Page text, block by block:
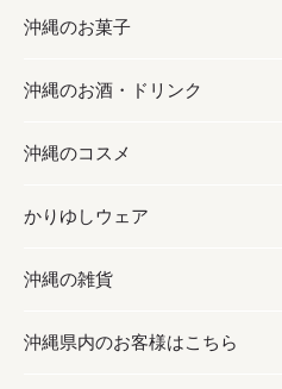
お肉
海産物
缶詰／パウチ
沖縄料理
沖縄そば／乾麺
レトルト食品
乾物／粉類
調味料
砂糖／黒砂糖
塩
お酢／ドレッシング
しょうゆ
みそ
沖縄のお菓子
お菓子
黒糖
ちんすこう
伝統菓子
スナック
沖縄のお酒・ドリンク
お酒・ドリンク
泡盛
ビール・チューハイ
ワイン・ウィスキー・カクテル
沖縄のコスメ
コスメ
スキンケア
ボディケア
かりゆしウェア
かりゆしウェア
メンズ
沖縄の雑貨
雑貨
沖縄県内のお客様はこちら